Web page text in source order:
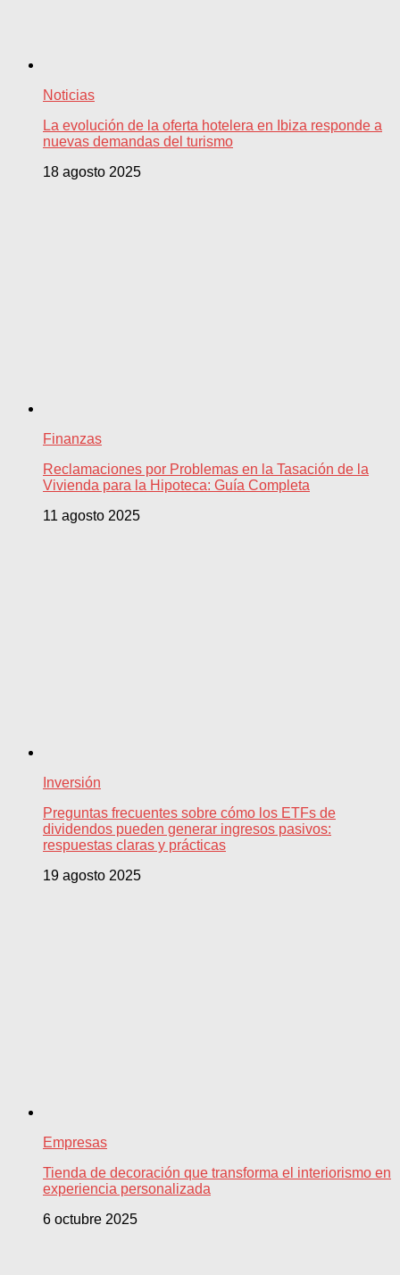
Noticias
La evolución de la oferta hotelera en Ibiza responde a
nuevas demandas del turismo
18 agosto 2025
Finanzas
Reclamaciones por Problemas en la Tasación de la
Vivienda para la Hipoteca: Guía Completa
11 agosto 2025
Inversión
Preguntas frecuentes sobre cómo los ETFs de
dividendos pueden generar ingresos pasivos:
respuestas claras y prácticas
19 agosto 2025
Empresas
Tienda de decoración que transforma el interiorismo en
experiencia personalizada
6 octubre 2025